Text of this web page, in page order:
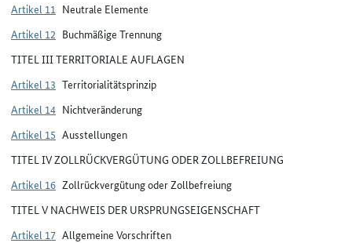
Artikel 11 Neutrale Elemente
Artikel 12 Buchmäßige Trennung
TITEL III TERRITORIALE AUFLAGEN
Artikel 13 Territorialitätsprinzip
Artikel 14 Nichtveränderung
Artikel 15 Ausstellungen
TITEL IV ZOLLRÜCKVERGÜTUNG ODER ZOLLBEFREIUNG
Artikel 16 Zollrückvergütung oder Zollbefreiung
TITEL V NACHWEIS DER URSPRUNGSEIGENSCHAFT
Artikel 17 Allgemeine Vorschriften